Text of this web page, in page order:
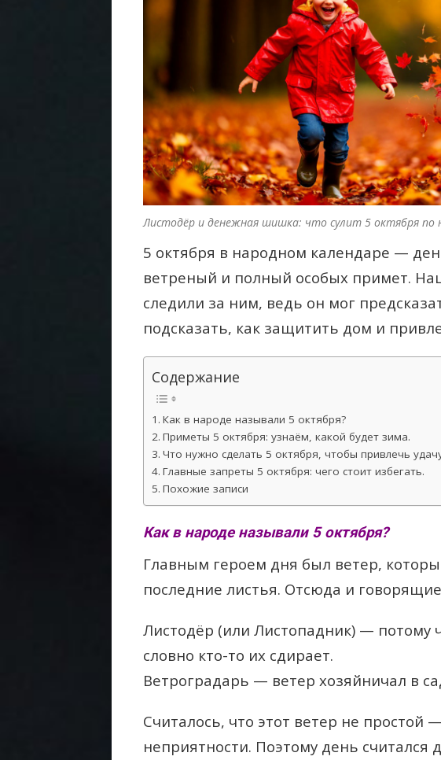
Листодёр и денежная шишка: что сулит 5 октября по
5 октября в народном календаре —
ветреный и полный особых примет.
следили за ним, ведь он мог
подсказать, как защитить дом и
Содержание
Как в народе называли 5 октября?
Приметы 5 октября: узнаём, какой будет зима.
Что нужно сделать 5 октября, чтобы привлечь
Главные запреты 5 октября: чего стоит избегать.
Похожие записи
Как в народе называли 5 октября?
Главным героем дня был ветер,
последние листья. Отсюда и
Листодёр (или Листопадник) — потому
словно кто-то их сдирает.
Ветроградарь — ветер хозяйничал в
Считалось, что этот ветер не простой
неприятности. Поэтому день